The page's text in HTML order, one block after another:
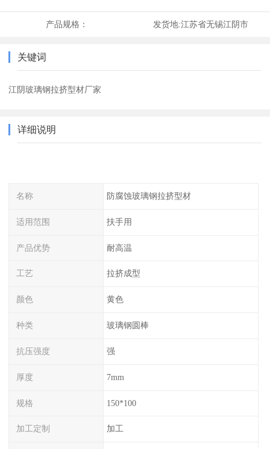
产品规格： 发货地:江苏省无锡江阴市
关键词
江阴玻璃钢拉挤型材厂家
详细说明
名称 防腐蚀玻璃钢拉挤型材
适用范围 扶手用
产品优势 耐高温
工艺 拉挤成型
颜色 黄色
种类 玻璃钢圆棒
抗压强度 强
厚度 7mm
规格 150*100
加工定制 加工